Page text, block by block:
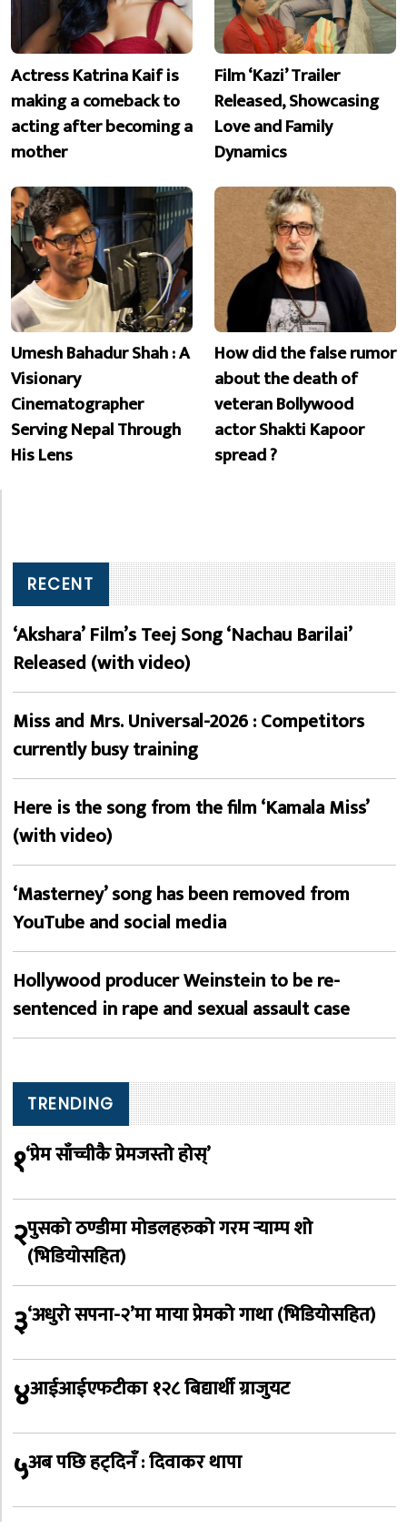
Actress Katrina Kaif is
making a comeback to
acting after becoming a
mother
Film ‘Kazi’ Trailer
Released, Showcasing
Love and Family
Dynamics
Umesh Bahadur Shah : A
Visionary
Cinematographer
Serving Nepal Through
His Lens
How did the false rumor
about the death of
veteran Bollywood
actor Shakti Kapoor
spread ?
RECENT
‘Akshara’ Film’s Teej Song ‘Nachau Barilai’
Released (with video)
Miss and Mrs. Universal-2026 : Competitors
currently busy training
Here is the song from the film ‘Kamala Miss’
(with video)
‘Masterney’ song has been removed from
YouTube and social media
Hollywood producer Weinstein to be re-
sentenced in rape and sexual assault case
TRENDING
१‘प्रेम साँच्चीकै प्रेमजस्तो होस्’
२पुसको ठण्डीमा मोडलहरुको गरम र्‍याम्प शो
(भिडियोसहित)
३‘अधुरो सपना-२’मा माया प्रेमको गाथा (भिडियोसहित)
४आईआईएफटीका १२८ बिद्यार्थी ग्राजुयट
५अब पछि हट्दिनँ : दिवाकर थापा